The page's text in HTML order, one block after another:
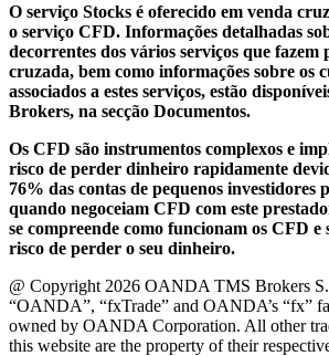
O serviço Stocks é oferecido em venda
o serviço CFD. Informações detalhadas
decorrentes dos vários serviços que fazem
cruzada, bem como informações sobre os
associados a estes serviços, estão
Brokers, na secção Documentos.
Os CFD são instrumentos complexos e
risco de perder dinheiro rapidamente
76% das contas de pequenos investidores
quando negoceiam CFD com este
se compreende como funcionam os CFD
risco de perder o seu dinheiro.
@ Copyright 2026 OANDA TMS Brokers
“OANDA”, “fxTrade” and OANDA’s “fx”
owned by OANDA Corporation. All other
this website are the property of their